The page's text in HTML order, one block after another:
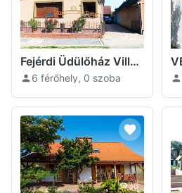
27
Fejérdi Üdülőház Villány
6 férőhely, 0 szoba
36